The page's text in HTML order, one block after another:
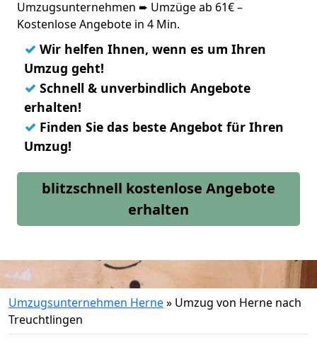
Umzugsunternehmen ➨ Umzüge ab 61€ –
Kostenlose Angebote in 4 Min.
✓ Wir helfen Ihnen, wenn es um Ihren
Umzug geht!
✓ Schnell & unverbindlich Angebote
erhalten!
✓ Finden Sie das beste Angebot für Ihren
Umzug!
blitzschnell kostenlose Angebote
erhalten
Umzugsunternehmen Herne» Umzug von Herne nach
Treuchtlingen